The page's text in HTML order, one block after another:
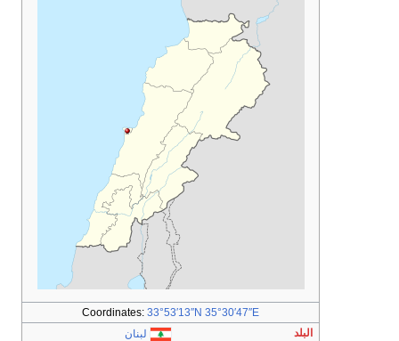
Coordinates: 33°53′13″N 35°30′47″E
البلد
لبنان